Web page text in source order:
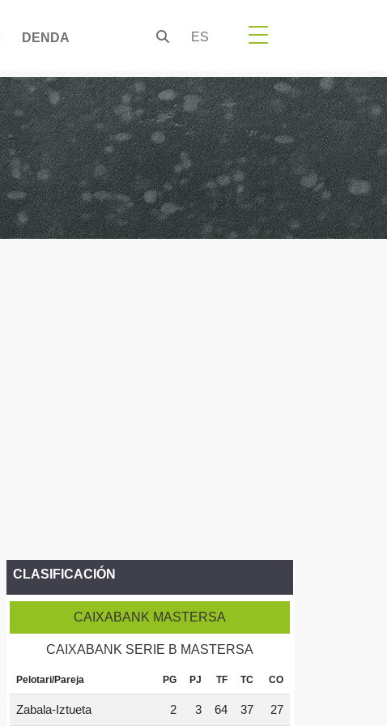
DENDA ES
CLASIFICACIÓN
CAIXABANK MASTERSA
CAIXABANK SERIE B MASTERSA
Pelotari/Pareja PG PJ TF TC CO
Zabala-Iztueta 2 3 64 37 27